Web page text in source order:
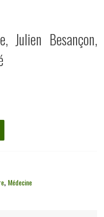
Julien Besançon,
, Médecine